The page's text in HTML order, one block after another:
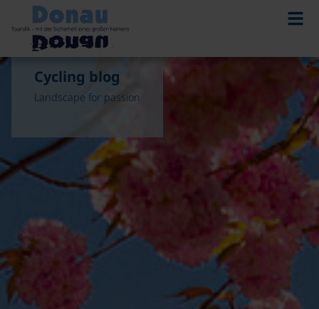
©
Cycling blog
Landscape for passion